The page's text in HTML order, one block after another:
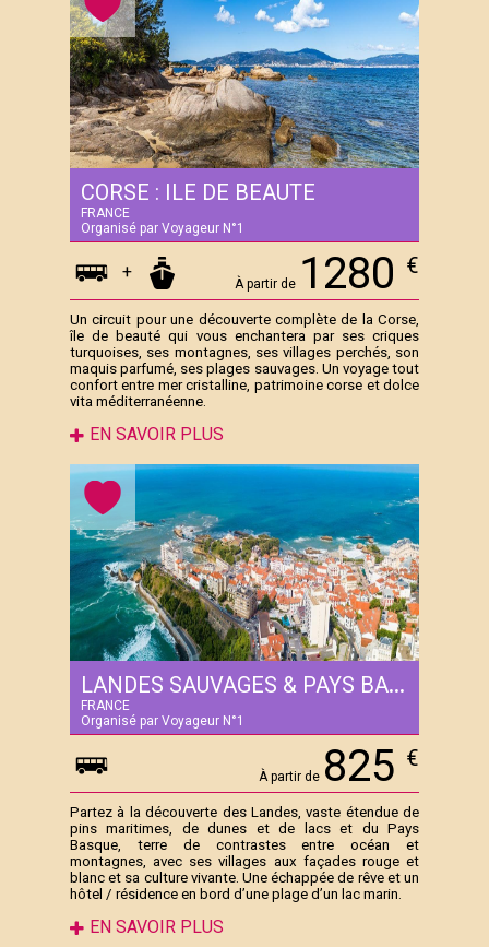
CORSE : ILE DE BEAUTE
FRANCE
Organisé par Voyageur N°1
+
À partir de 1280 €
Un circuit pour une découverte complète de la Corse,
île de beauté qui vous enchantera par ses criques
turquoises, ses montagnes, ses villages perchés, son
maquis parfumé, ses plages sauvages. Un voyage tout
confort entre mer cristalline, patrimoine corse et dolce
vita méditerranéenne.
EN SAVOIR PLUS
LANDES SAUVAGES & PAYS BASQUE AUTHENTIQUE
FRANCE
Organisé par Voyageur N°1
À partir de 825 €
Partez à la découverte des Landes, vaste étendue de
pins maritimes, de dunes et de lacs et du Pays
Basque, terre de contrastes entre océan et
montagnes, avec ses villages aux façades rouge et
blanc et sa culture vivante. Une échappée de rêve et un
hôtel / résidence en bord d’une plage d’un lac marin.
EN SAVOIR PLUS